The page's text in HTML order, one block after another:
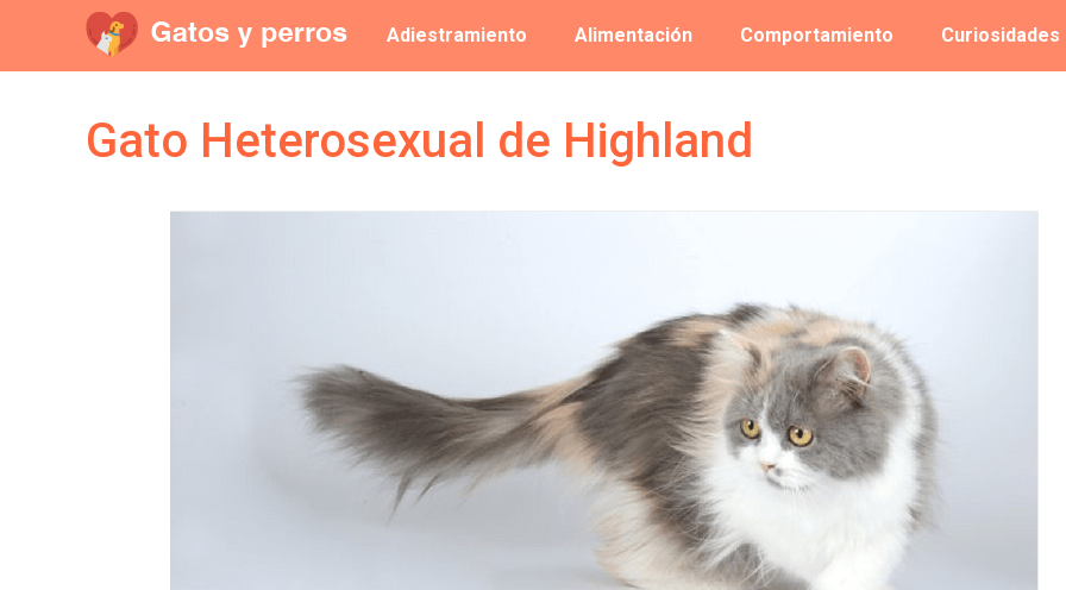
contenido
Adiestramiento Alimentación Comportamiento Curiosidades
Gato Heterosexual de Highland